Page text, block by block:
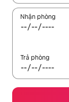
Nhận phòng
Trả phòng